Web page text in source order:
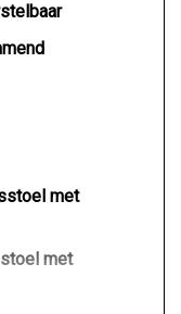
met
met